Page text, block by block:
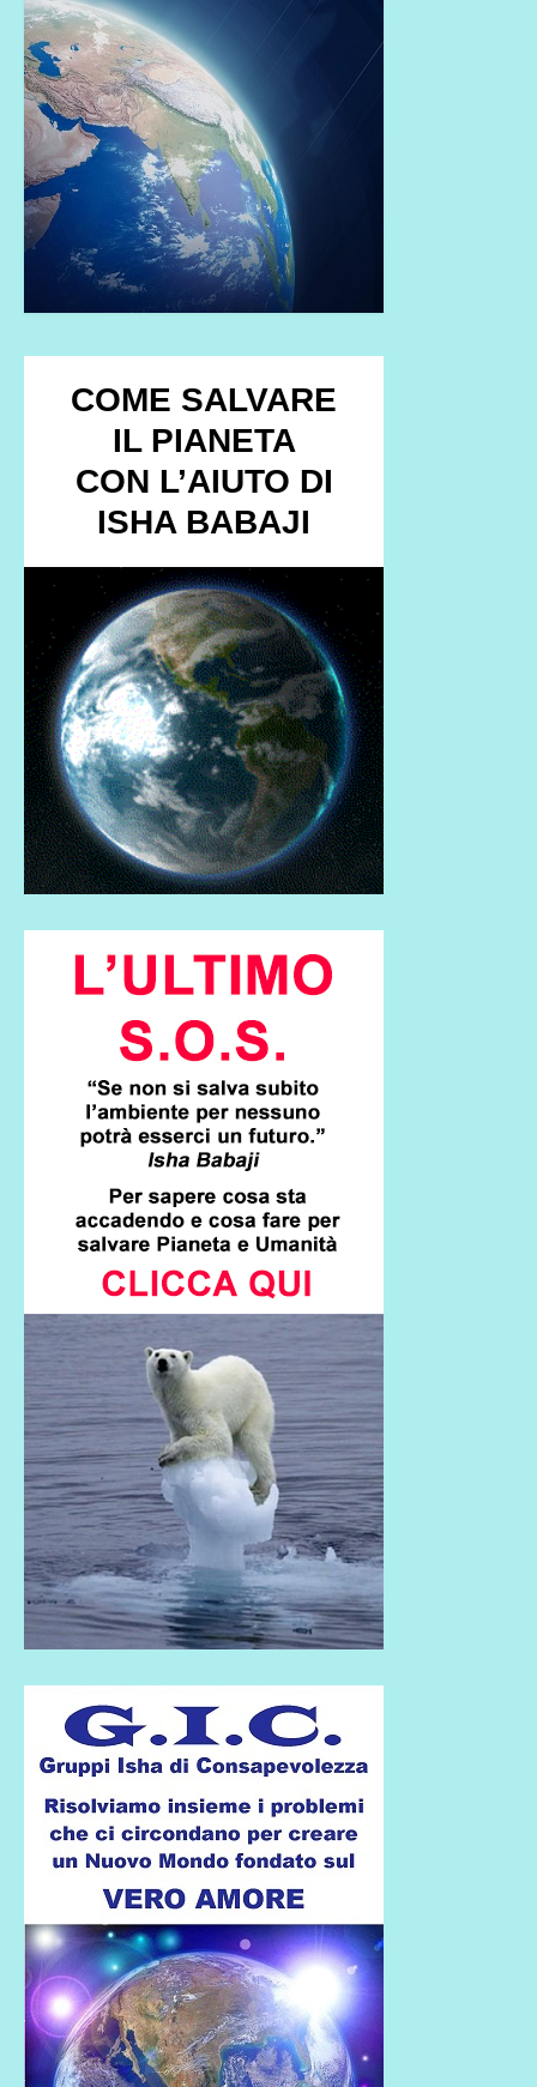
COME SALVARE
IL PIANETA
CON L’AIUTO DI
ISHA BABAJI